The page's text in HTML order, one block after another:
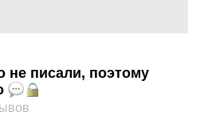
не писали, поэтому